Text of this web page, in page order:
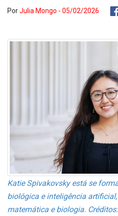
PorJulia Mongo - 05/02/2026
Katie Spivakovsky está se
biológica e inteligência
matemática e biologia.